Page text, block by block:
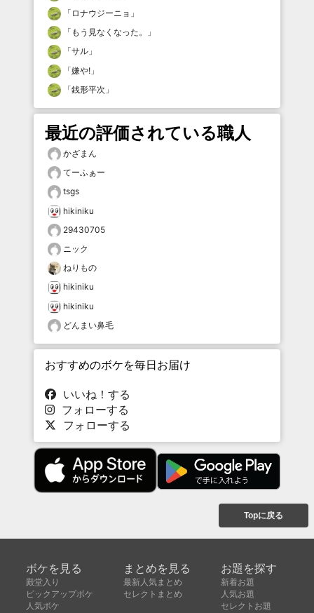
「 ロナウジーニョ 」
「 もう見なくなった。
」
「サル 」
「嫌や! 」
「銭形平次 」
最近の評価されている職人
かざまん
てーふぁー
tsgs
hikiniku
29430705
ニック
ねりもの
hikiniku
hikiniku
どんまい鼻毛
おすすめのボケを毎日お届け
いいね！する
フォローする
フォローする
Topに戻る
ボケを見る
殿堂入り
ピックアップボケ
人気ボケ
まとめを見る
最新人気まとめ
セレクトまとめ
お題を探す
新着お題
人気お題
セレクトお題